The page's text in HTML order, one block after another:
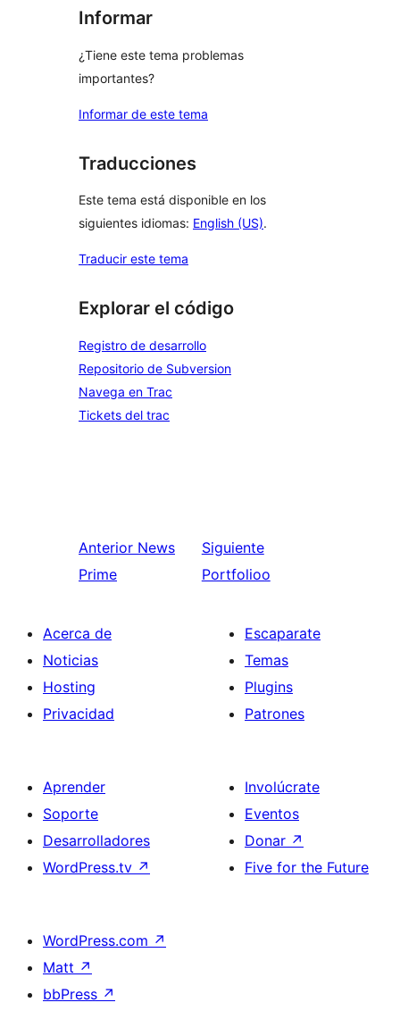
Informar
¿Tiene este tema problemas
importantes?
Informar de este tema
Traducciones
Este tema está disponible en los
siguientes idiomas: English (US).
Traducir este tema
Explorar el código
Registro de desarrollo
Repositorio de Subversion
Navega en Trac
Tickets del trac
Anterior News
Prime
Siguiente
Portfolioo
Acerca de
Noticias
Hosting
Privacidad
Escaparate
Temas
Plugins
Patrones
Aprender
Soporte
Desarrolladores
WordPress.tv ↗
Involúcrate
Eventos
Donar ↗
Five for the Future
WordPress.com ↗
Matt ↗
bbPress ↗